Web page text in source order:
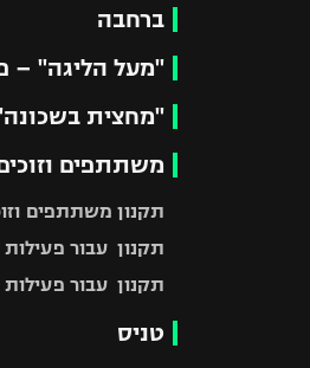
ברחבה
"מעל הליגה" –
"מחצית
משתתפים
תקנון משתתפים
תקנון עבור
תקנון עבור פעילות ספורט
טניס